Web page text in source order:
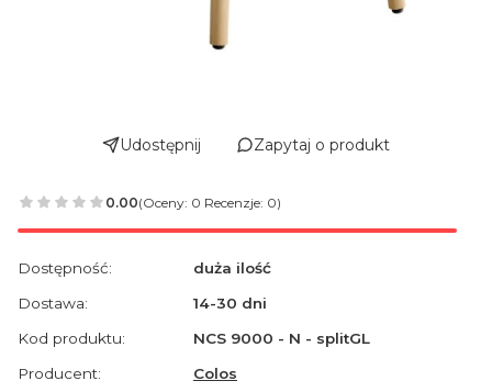
Udostępnij Zapytaj o produkt
0.00(Oceny: 0 Recenzje: 0)
Dostępność:
duża ilość
Dostawa:
14-30 dni
Kod produktu:
NCS 9000 - N - splitGL
Producent:
Colos